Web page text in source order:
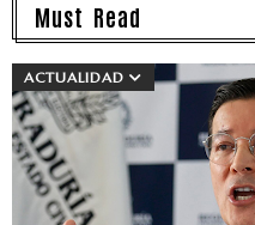
Must Read
ACTUALIDAD